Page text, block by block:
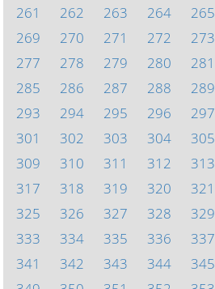
261
262 263 264 265
269
270 271 272 273
277
278 279 280 281
285
286 287 288 289
293
294 295 296 297
301
302 303 304 305
309
310 311 312 313
317
318 319 320 321
325
326 327 328 329
333
334 335 336 337
341
342 343 344 345